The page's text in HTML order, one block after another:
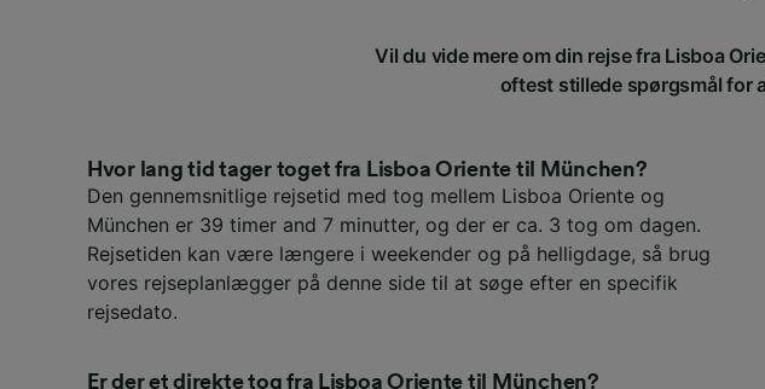
Vil du vide mere om din rejse fra Lisboa
oftest stillede spørgsmål for
Hvor lang tid tager toget fra Lisboa Oriente til München?
Den gennemsnitlige rejsetid med tog mellem Lisboa Oriente og
München er 39 timer and 7 minutter, og der er ca. 3 tog om dagen.
Rejsetiden kan være længere i weekender og på helligdage, så brug
vores rejseplanlægger på denne side til at søge efter en specifik
rejsedato.
Er der et direkte tog fra Lisboa Oriente til München?